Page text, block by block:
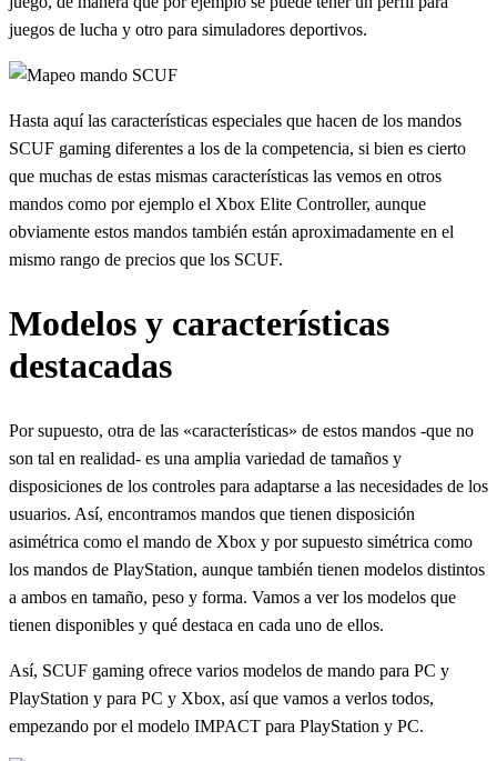
juegos de lucha y otro para simuladores deportivos.
Hasta aquí las características especiales que hacen de los mandos
SCUF gaming diferentes a los de la competencia, si bien es cierto
que muchas de estas mismas características las vemos en otros
mandos como por ejemplo el Xbox Elite Controller, aunque
obviamente estos mandos también están aproximadamente en el
mismo rango de precios que los SCUF.
Modelos y características
destacadas
Por supuesto, otra de las «características» de estos mandos -que no
son tal en realidad- es una amplia variedad de tamaños y
disposiciones de los controles para adaptarse a las necesidades de los
usuarios. Así, encontramos mandos que tienen disposición
asimétrica como el mando de Xbox y por supuesto simétrica como
los mandos de PlayStation, aunque también tienen modelos distintos
a ambos en tamaño, peso y forma. Vamos a ver los modelos que
tienen disponibles y qué destaca en cada uno de ellos.
Así, SCUF gaming ofrece varios modelos de mando para PC y
PlayStation y para PC y Xbox, así que vamos a verlos todos,
empezando por el modelo IMPACT para PlayStation y PC.